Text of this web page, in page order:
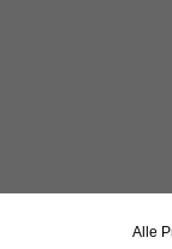
Alle